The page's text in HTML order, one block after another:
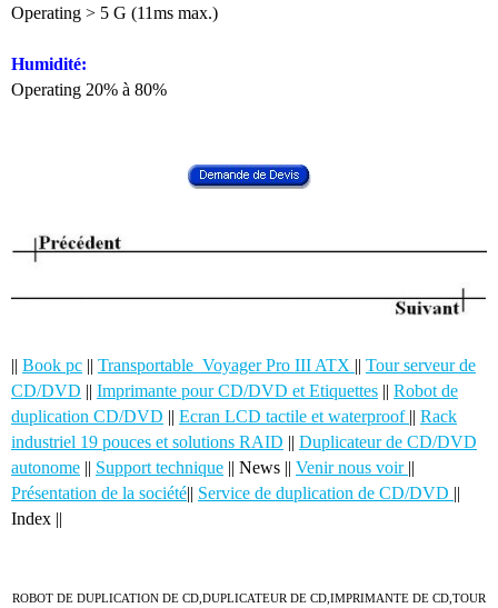
Operating > 5 G (11ms max.)
Humidité:
Operating 20% à 80%
|| Book pc || Transportable Voyager Pro III ATX || Tour serveur de
CD/DVD || Imprimante pour CD/DVD et Etiquettes || Robot de
duplication CD/DVD || Ecran LCD tactile et waterproof || Rack
industriel 19 pouces et solutions RAID || Duplicateur de CD/DVD
autonome || Support technique || News || Venir nous voir ||
Présentation de la société|| Service de duplication de CD/DVD ||
Index ||
ROBOT DE DUPLICATION DE CD,DUPLICATEUR DE CD,IMPRIMANTE DE CD,TOUR